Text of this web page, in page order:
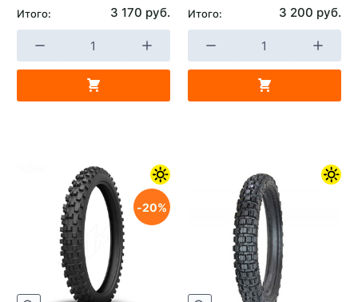
Итого: 3 170 руб. Итого: 3 200 руб.
20